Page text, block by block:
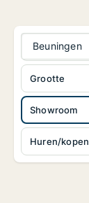
Beuningen
Showroom
Huren/kopen
Grootte